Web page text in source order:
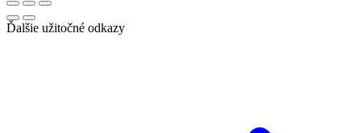
Ďalšie užitočné odkazy